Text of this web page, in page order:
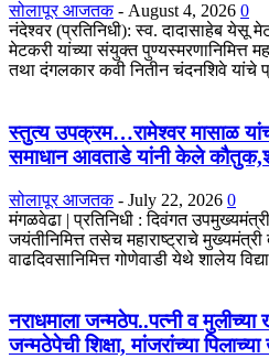
सोलापूर आजतक - August 4, 2026 0
नंदेश्वर (प्रतिनिधी): स्व. दादासाहेब येसू
मेटकरी यांच्या संयुक्त पुण्यस्मरणानिमित्त
तथा दंगलकार कवी नितीन चंदनशिवे यांचे
स्तुत्य उपक्रम…रामेश्वर मासाळ
समाधान आवताडे यांनी केले
सोलापूर आजतक - July 22, 2026 0
मंगळवेढा | प्रतिनिधी : दिवंगत
जयंतीनिमित्त तसेच महाराष्ट्राचे
वाढदिवसानिमित्त गोणेवाडी येथे शालेय
नराधमाला जन्मठेप..पत्नी व
जन्मठेपेची शिक्षा, मांजरांच्या